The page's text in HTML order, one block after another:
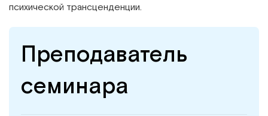
психической трансценденции.
Преподаватель
семинара